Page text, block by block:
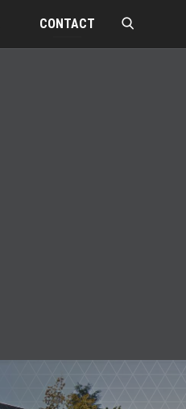
CONTACT